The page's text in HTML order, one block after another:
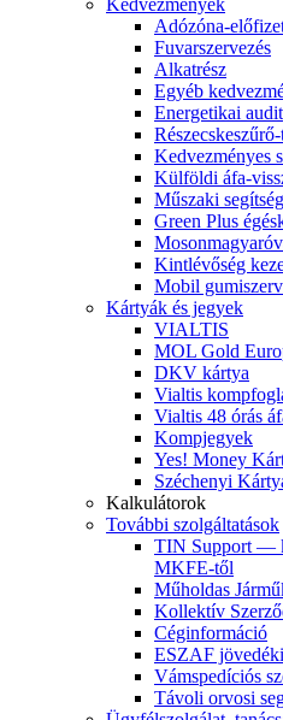
Kedvezmények
Adózóna-
Fuvarszervezés
Alkatrész
Egyéb
Energetikai audit
Kedvezményes
Külföldi áfa-
Műszaki
Green Plus
Kintlévőség
Mobil
Kártyák és jegyek
VIALTIS
MOL Gold
DKV kártya
Vialtis
Vialtis 48 órás
Kompjegyek
Yes! Money
Széchenyi
Kalkulátorok
További szolgáltatások
TIN Support —
MKFE-től
Műholdas
Kollektív
Céginformáció
ESZAF
Vámspedíciós
Távoli orvosi